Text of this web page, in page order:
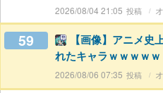
2026/08/04 21:05
59
【画像】アニメ史
れたキャラｗｗｗｗｗ
2026/08/06 07:35